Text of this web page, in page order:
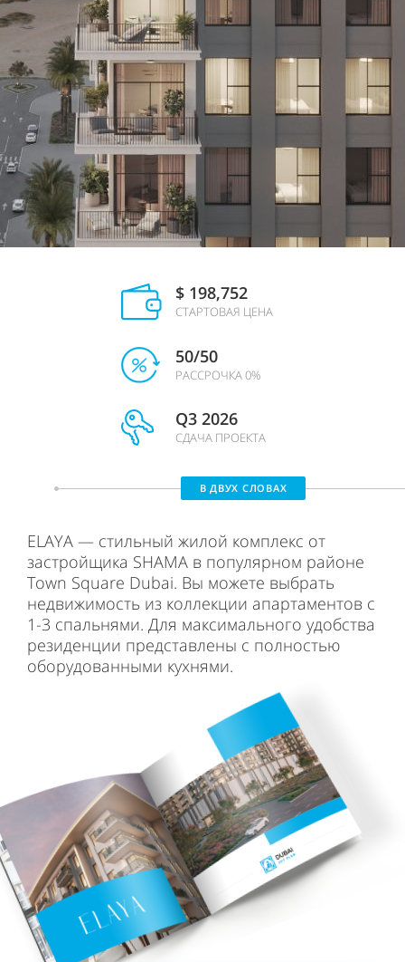
$ 198,752
СТАРТОВАЯ ЦЕНА
50/50
РАССРОЧКА 0%
Q3 2026
СДАЧА ПРОЕКТА
В ДВУХ СЛОВАХ
ELAYA — стильный жилой комплекс от
застройщика SHAMA в популярном районе
Town Square Dubai. Вы можете выбрать
недвижимость из коллекции апартаментов с
1-3 спальнями. Для максимального удобства
резиденции представлены с полностью
оборудованными кухнями.